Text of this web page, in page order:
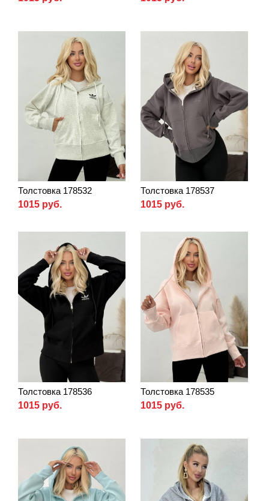
Толстовка 178532
1015 руб.
Толстовка 178537
1015 руб.
Толстовка 178536
1015 руб.
Толстовка 178535
1015 руб.